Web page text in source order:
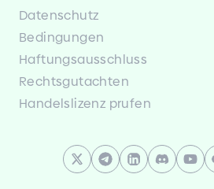
Datenschutz
Bedingungen
Haftungsausschluss
Rechtsgutachten
Handelslizenz prufen